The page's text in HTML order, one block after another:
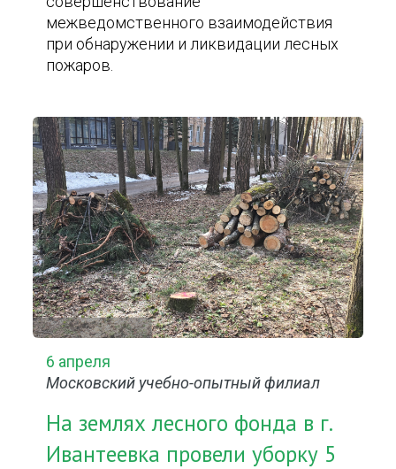
межведомственного взаимодействия
при обнаружении и ликвидации лесных
пожаров.
6 апреля
Московский учебно-опытный филиал
На землях лесного фонда в г.
Ивантеевка провели уборку 5